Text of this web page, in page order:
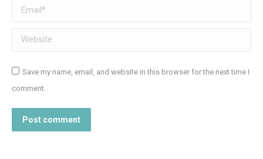
Email *
Website
Save my name, email, and website in this browser for the next time I
comment.
Post comment